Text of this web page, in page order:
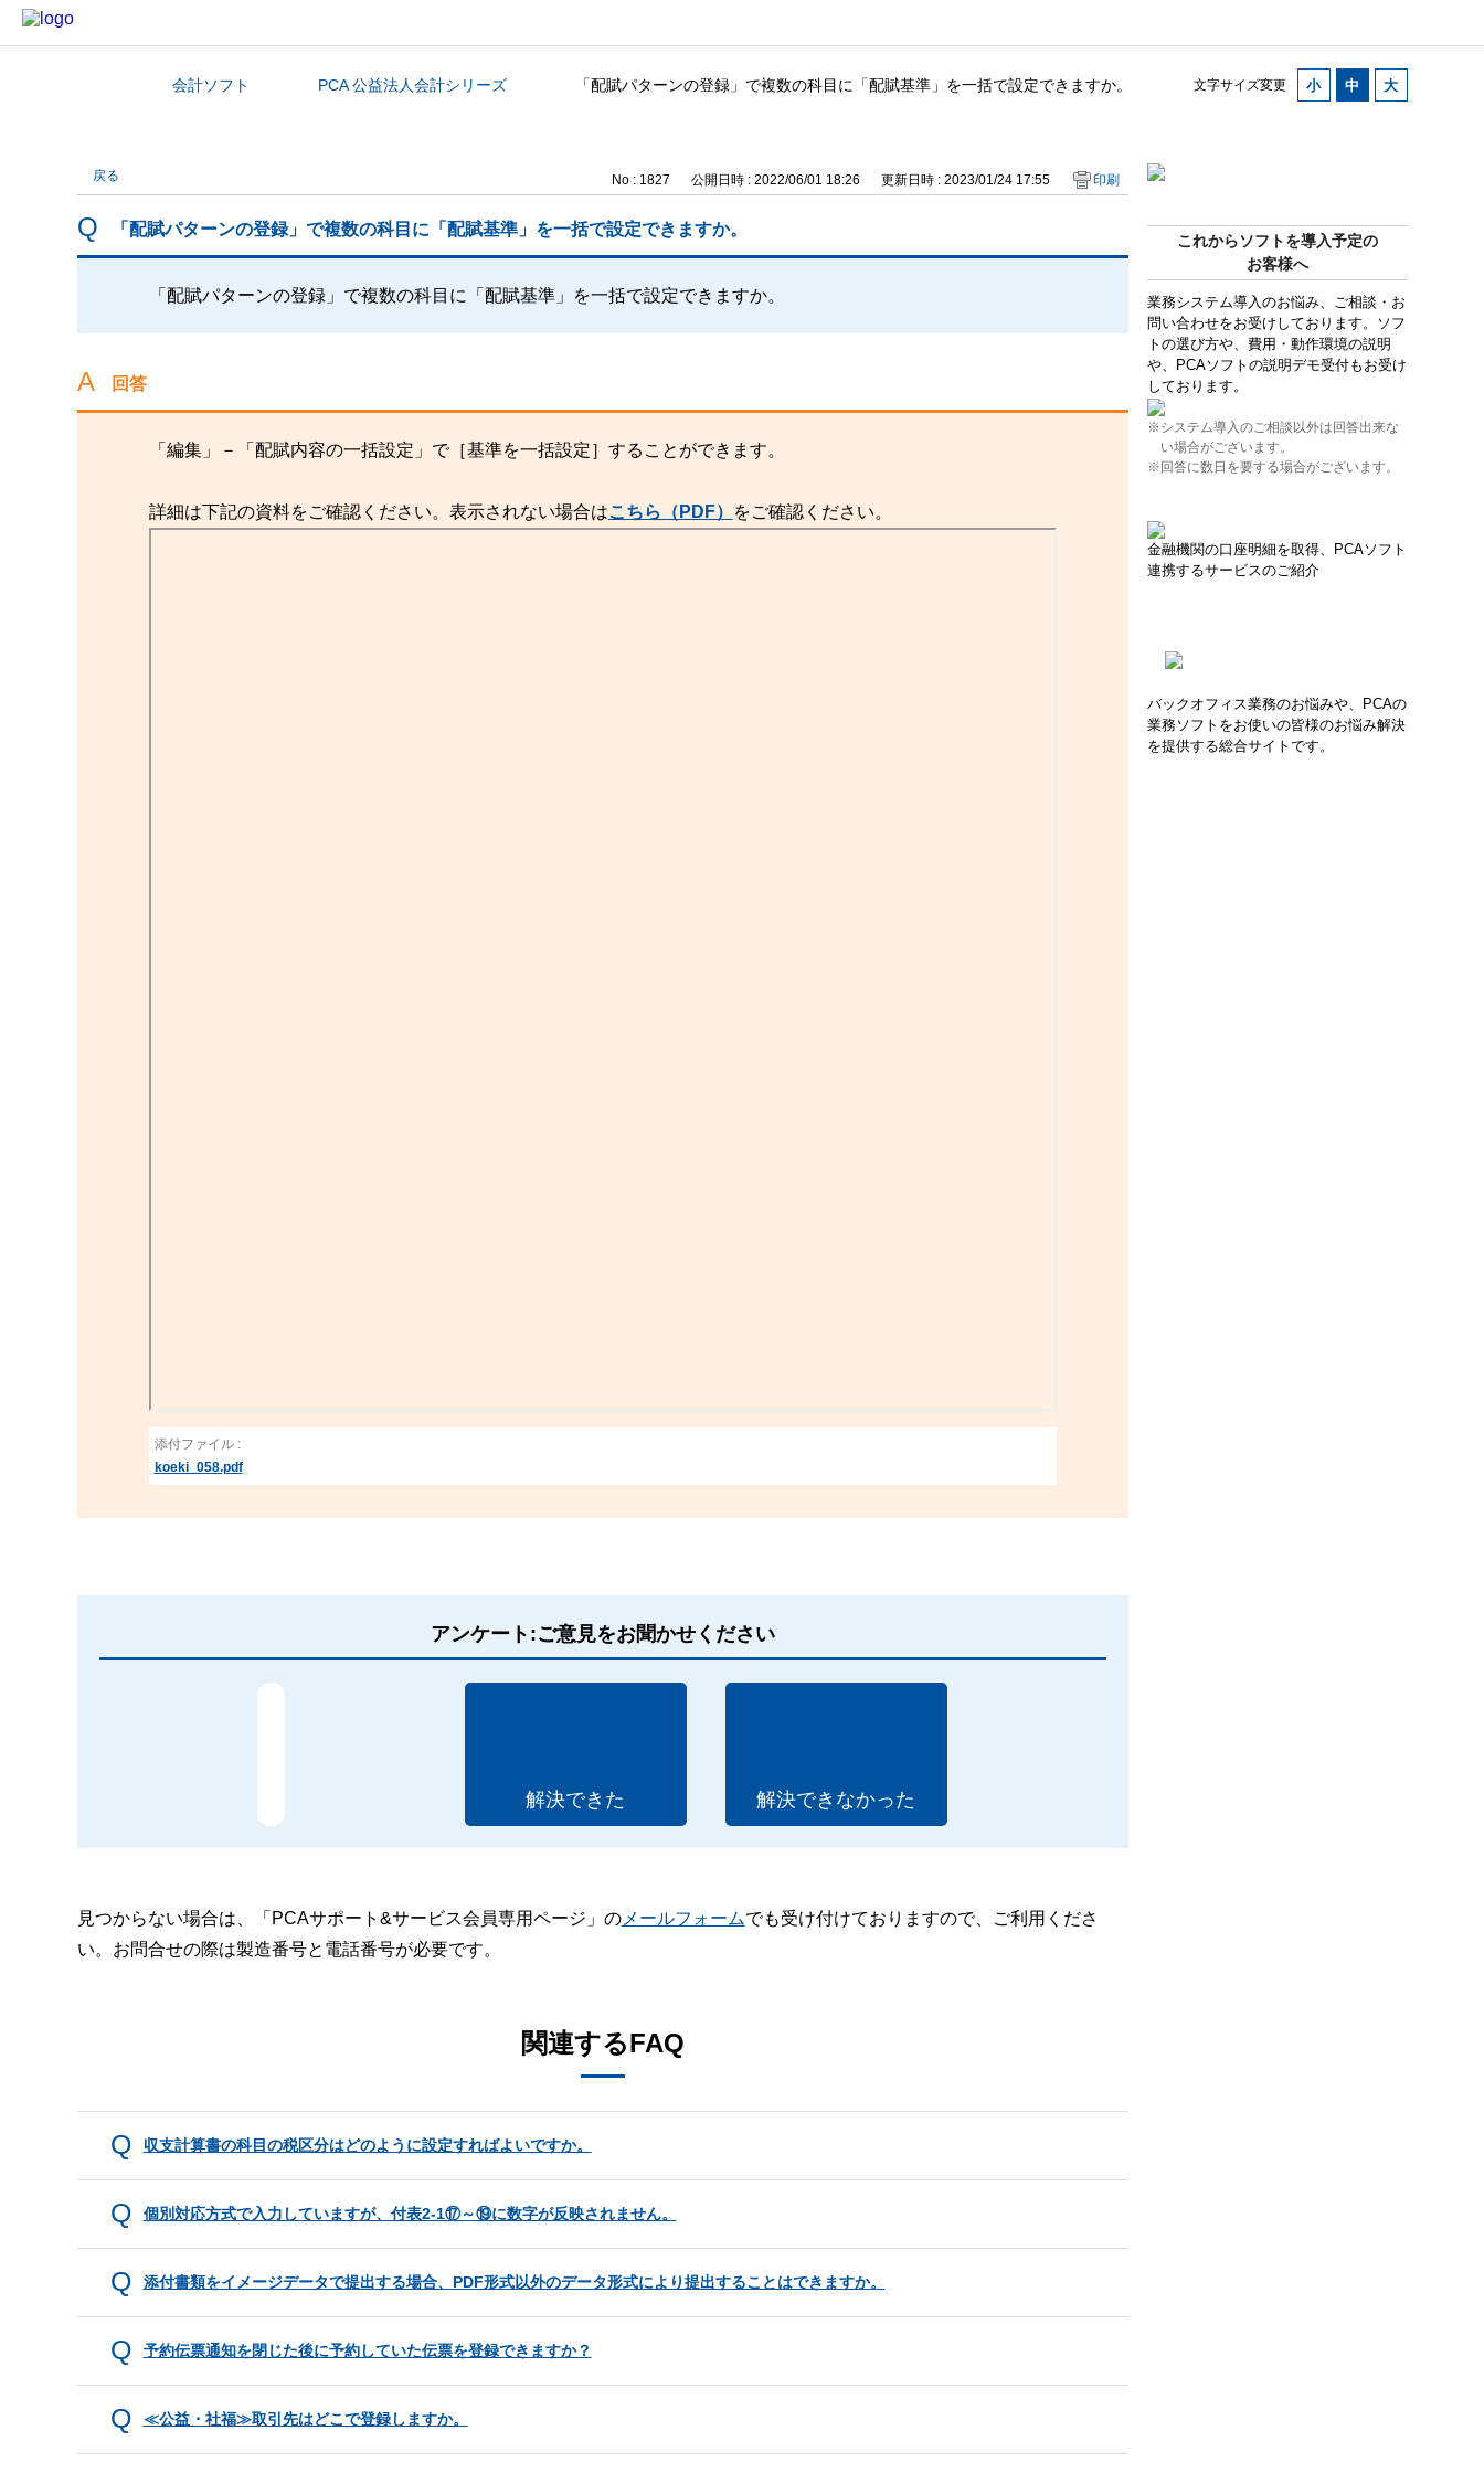
文字サイズ変更
カテゴリから探す
会計ソフト PCA 公益法人会計シリーズ 「配賦パターンの登録」で複数の科目に「配賦基準」を一括で設定できますか。
これからソフトを導入予定の
お客様へ
業務システム導入のお悩み、ご相談・お
問い合わせをお受けしております。ソフ
トの選び方や、費用・動作環境の説明
や、PCAソフトの説明デモ受付もお受け
しております。
※システム導入のご相談以外は回答出来な
い場合がございます。
※回答に数日を要する場合がございます。
金融機関の口座明細を取得、PCAソフト
連携するサービスのご紹介
バックオフィス業務のお悩みや、PCAの
業務ソフトをお使いの皆様のお悩み解決
を提供する総合サイトです。
戻る No : 1827 公開日時 : 2022/06/01 18:26 更新日時 : 2023/01/24 17:55 印刷
「配賦パターンの登録」で複数の科目に「配賦基準」を一括で設定できますか。
「配賦パターンの登録」で複数の科目に「配賦基準」を一括で設定できますか。
回答
「編集」－「配賦内容の一括設定」で［基準を一括設定］することができます。
詳細は下記の資料をご確認ください。表示されない場合はこちら（PDF） をご確認ください。
添付ファイル :
koeki_058.pdf
アンケート:ご意見をお聞かせください
解決できた 解決できなかった
見つからない場合は、「PCAサポート&サービス会員専用ページ」のメールフォームでも受け付けておりますので、ご利用くださ
い。お問合せの際は製造番号と電話番号が必要です。
関連するFAQ
収支計算書の科目の税区分はどのように設定すればよいですか。
個別対応方式で入力していますが、付表2-1⑰～⑲に数字が反映されません。
添付書類をイメージデータで提出する場合、PDF形式以外のデータ形式により提出することはできますか。
予約伝票通知を閉じた後に予約していた伝票を登録できますか？
≪公益・社福≫取引先はどこで登録しますか。